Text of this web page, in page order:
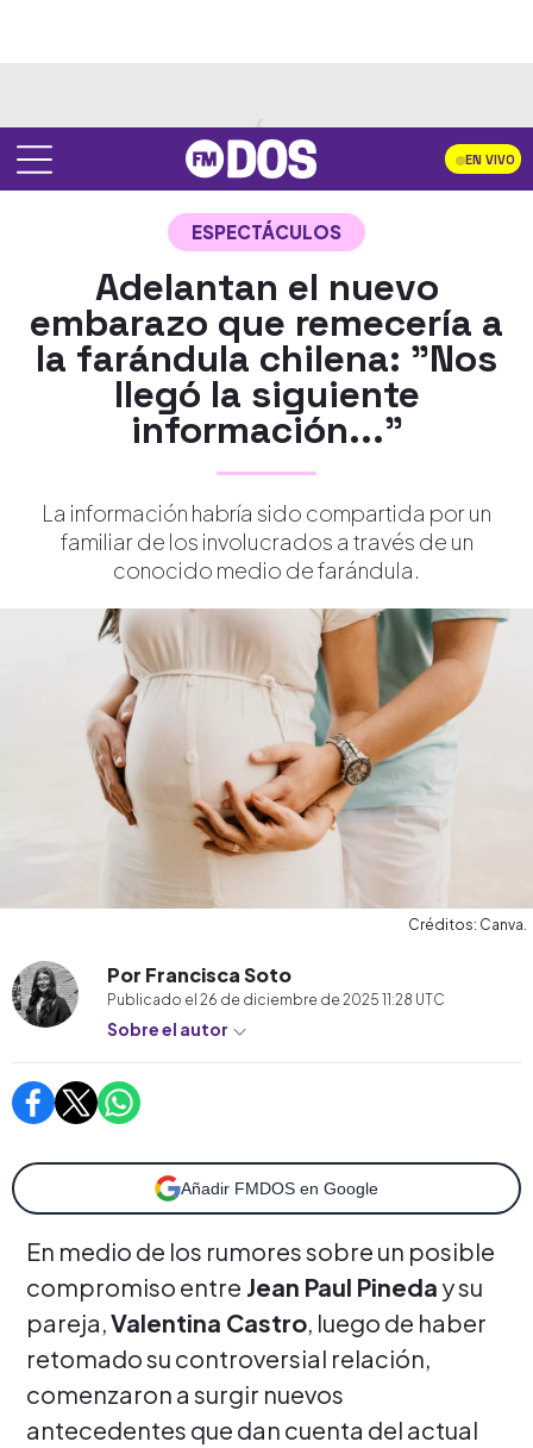
EN VIVO
ESPECTÁCULOS
Adelantan el nuevo
embarazo que remecería a
la farándula chilena: "Nos
llegó la siguiente
información..."
La información habría sido compartida por un
familiar de los involucrados a través de un
conocido medio de farándula.
Créditos: Canva.
Por Francisca Soto
Publicado el 26 de diciembre de 2025 11:28 UTC
Sobre el autor
Añadir FMDOS en Google
En medio de los rumores sobre un posible
compromiso entre Jean Paul Pineda y su
pareja, Valentina Castro, luego de haber
retomado su controversial relación,
comenzaron a surgir nuevos
antecedentes que dan cuenta del actual